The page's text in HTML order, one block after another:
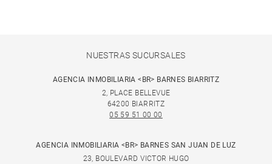
NUESTRAS SUCURSALES
AGENCIA INMOBILIARIA <BR> BARNES BIARRITZ
2, PLACE BELLEVUE
64200 BIARRITZ
05 59 51 00 00
AGENCIA INMOBILIARIA <BR> BARNES SAN JUAN DE LUZ
23, BOULEVARD VICTOR HUGO